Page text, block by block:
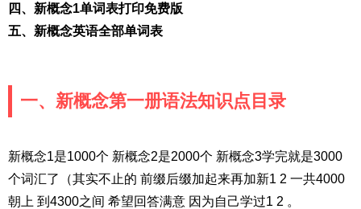
四、新概念1单词表打印免费版
五、新概念英语全部单词表
一、新概念第一册语法知识点目录
新概念1是1000个 新概念2是2000个 新概念3学完就是3000
个词汇了（其实不止的 前缀后缀加起来再加新1 2 一共4000
朝上 到4300之间 希望回答满意 因为自己学过1 2 。